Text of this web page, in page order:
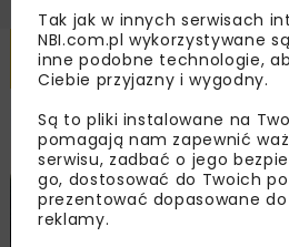
Powiązane artykuły
HYDROTECHNIKA
Tak jak w innych serwisach
NBI.com.pl wykorzystywane
inne podobne technologie,
Ciebie przyjazny i wygodny.
Są to pliki instalowane na
pomagają nam zapewnić
serwisu, zadbać o jego
go, dostosować do Twoich
prezentować dopasowane
reklamy.